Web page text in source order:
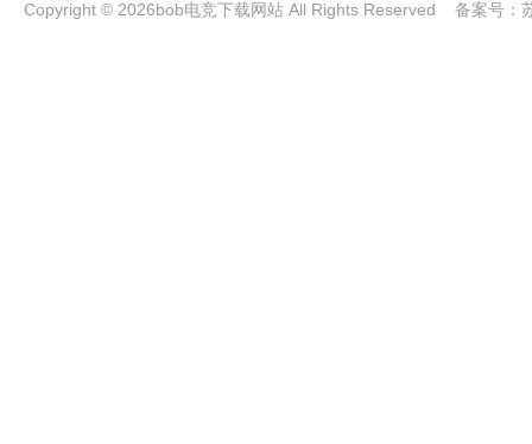
Copyright © 2026bob电竞下载网站 All Rights Reserved 备案号：